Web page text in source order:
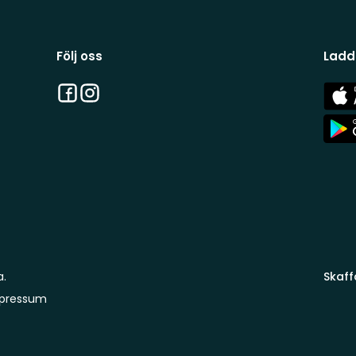
Följ oss
Facebook
Instagram
App
Store
App
Store